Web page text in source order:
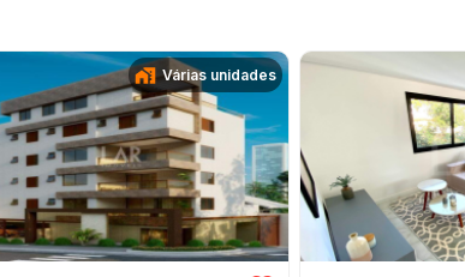
Várias unidades